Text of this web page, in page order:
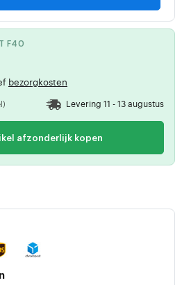
F40
bezorgkosten
Levering 11 - 13 augustus
afzonderlijk kopen